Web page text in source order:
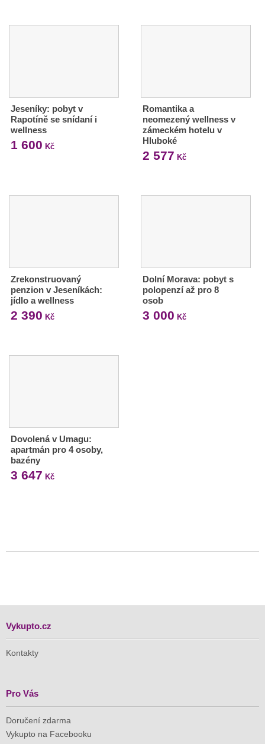
Jeseníky: pobyt v
Rapotíně se snídaní i
wellness
1 600 Kč
Romantika a
neomezený wellness v
zámeckém hotelu v
Hluboké
2 577 Kč
Zrekonstruovaný
penzion v Jeseníkách:
jídlo a wellness
2 390 Kč
Dolní Morava: pobyt s
polopenzí až pro 8
osob
3 000 Kč
Dovolená v Umagu:
apartmán pro 4 osoby,
bazény
3 647 Kč
Vykupto.cz
Kontakty
Pro Vás
Doručení zdarma
Vykupto na Facebooku